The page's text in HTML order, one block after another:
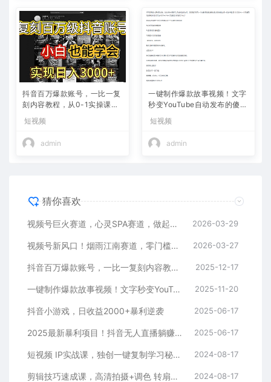
抖音百万爆款账号，一比一复
刻内容教程，从0-1实操课，
入10w+
短视频
admin
一键制作爆款故事视频！文字
秒变YouTube自动发布的傻瓜
短视频
admin
猜你喜欢
视频号巨火赛道，心灵SPA赛道，做起来超简单，每天收益800+ 2026-03-29
视频号新风口！烟雨江南赛道，零门槛日入 500+ 2026-03-27
抖音百万爆款账号，一比一复刻内容教程，从0-1实操课，小白也能学会，复制爆款，月入10w+ 2025-12-17
一键制作爆款故事视频！文字秒变YouTube自动发布的傻瓜式教程 2025-11-20
抖音小游戏，日收益2000+暴利逆袭 2025-06-17
2025最新暴利项目！抖音无人直播躺赚攻略！抖音无人直播3.0玩法！0门槛… 2025-06-17
短视频 IP实战课，独创一键复制学习秘籍，转战新领域，月赚五万轻松行 2024-08-17
剪辑技巧速成课，高清拍摄+调色 转扇子，建筑-抠图精通，新手秒变剪辑专家 2024-08-17